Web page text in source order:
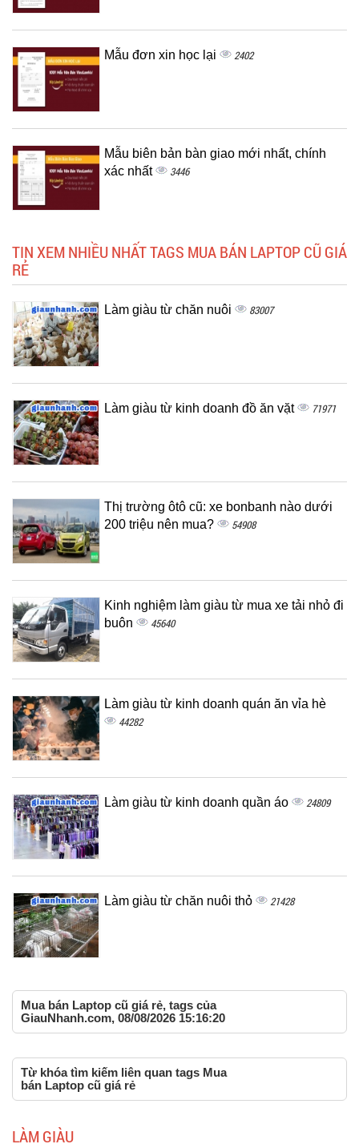
Mẫu đơn xin học lại 2402
Mẫu biên bản bàn giao mới nhất, chính
xác nhất
3446
TIN XEM NHIỀU NHẤT TAGS MUA BÁN LAPTOP CŨ GIÁ
RẺ
Làm giàu từ chăn nuôi 83007
Làm giàu từ kinh doanh đồ ăn vặt 71971
Thị trường ôtô cũ: xe bonbanh nào dưới
200 triệu nên mua?
54908
Kinh nghiệm làm giàu từ mua xe tải nhỏ đi
buôn
45640
Làm giàu từ kinh doanh quán ăn vỉa hè
44282
Làm giàu từ kinh doanh quần áo 24809
Làm giàu từ chăn nuôi thỏ 21428
Mua bán Laptop cũ giá rẻ, tags của
GiauNhanh.com, 08/08/2026 15:16:20
Từ khóa tìm kiếm liên quan tags Mua
bán Laptop cũ giá rẻ
LÀM GIÀU